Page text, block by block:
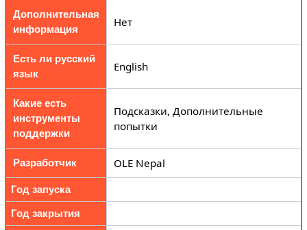
Дополнительная
информация
Нет
Есть ли русский
язык
English
Какие есть
инструменты
поддержки
Подсказки, Дополнительные
попытки
Разработчик OLE Nepal
Год запуска
Год закрытия